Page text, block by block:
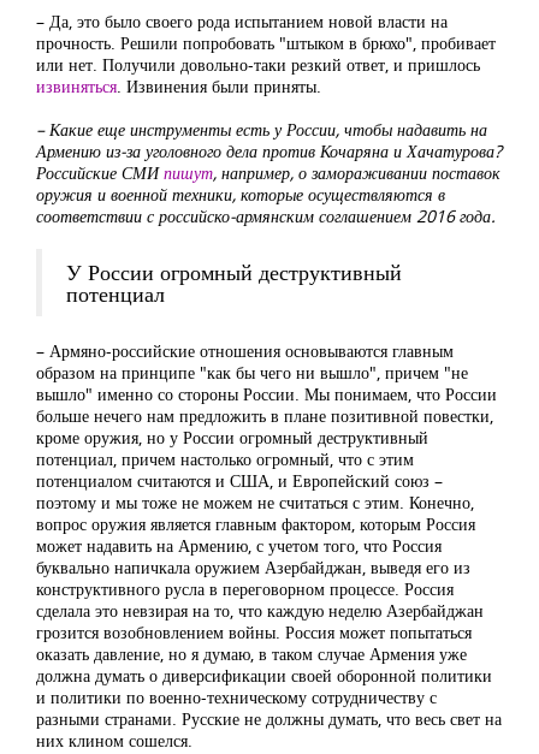
– Да, это было своего рода испытанием новой власти на
прочность. Решили попробовать "штыком в брюхо", пробивает
или нет. Получили довольно-таки резкий ответ, и пришлось
извиняться. Извинения были приняты.
– Какие еще инструменты есть у России, чтобы надавить на
Армению из-за уголовного дела против Кочаряна и Хачатурова?
Российские СМИпишут, например, о замораживании поставок
оружия и военной техники, которые осуществляются в
соответствии с российско-армянским соглашением 2016 года.
У России огромный деструктивный
потенциал
– Армяно-российские отношения основываются главным
образом на принципе "как бы чего ни вышло", причем "не
вышло" именно со стороны России. Мы понимаем, что России
больше нечего нам предложить в плане позитивной повестки,
кроме оружия, но у России огромный деструктивный
потенциал, причем настолько огромный, что с этим
потенциалом считаются и США, и Европейский союз –
поэтому и мы тоже не можем не считаться с этим. Конечно,
вопрос оружия является главным фактором, которым Россия
может надавить на Армению, с учетом того, что Россия
буквально напичкала оружием Азербайджан, выведя его из
конструктивного русла в переговорном процессе. Россия
сделала это невзирая на то, что каждую неделю Азербайджан
грозится возобновлением войны. Россия может попытаться
оказать давление, но я думаю, в таком случае Армения уже
должна думать о диверсификации своей оборонной политики
и политики по военно-техническому сотрудничеству с
разными странами. Русские не должны думать, что весь свет на
них клином сошелся.